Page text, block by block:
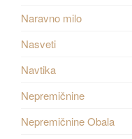
Naravno milo
Nasveti
Navtika
Nepremičnine
Nepremičnine Obala